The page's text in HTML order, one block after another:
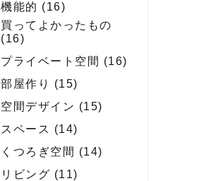
機能的 (16)
買ってよかったもの
(16)
プライベート空間 (16)
部屋作り (15)
空間デザイン (15)
スペース (14)
くつろぎ空間 (14)
リビング (11)